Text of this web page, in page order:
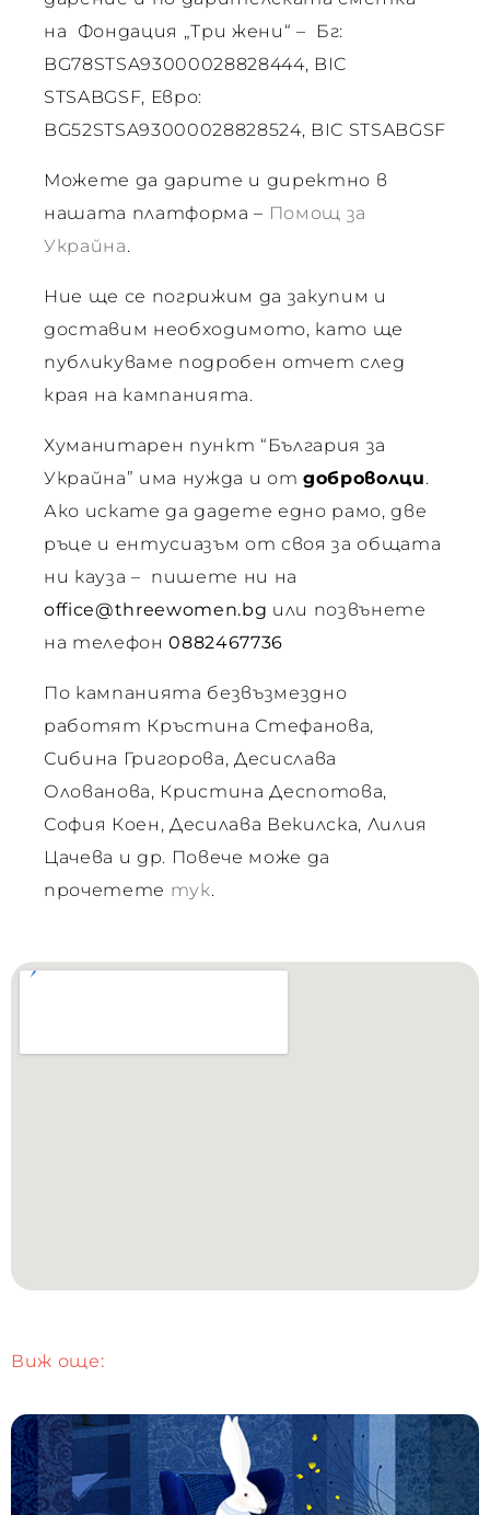
на Фондация „Три жени“ – Бг:
BG78STSA93000028828444, BIC
STSABGSF, Евро:
BG52STSA93000028828524, BIC STSABGSF
Можете да дарите и директно в
нашата платформа – Помощ за
Украйна.
Ние ще се погрижим да закупим и
доставим необходимото, като ще
публикуваме подробен отчет след
края на кампанията.
Хуманитарен пункт “България за
Украйна” има нужда и отдоброволци.
Ако искате да дадете едно рамо, две
ръце и ентусиазъм от своя за общата
ни кауза – пишете ни на
office@threewomen.bg или позвънете
на телефон0882467736
По кампанията безвъзмездно
работят Кръстина Стефанова,
Сибина Григорова, Десислава
Олованова, Кристина Деспотова,
София Коен, Десилава Векилска, Лилия
Цачева и др. Повече може да
прочетете тук.
Виж още: